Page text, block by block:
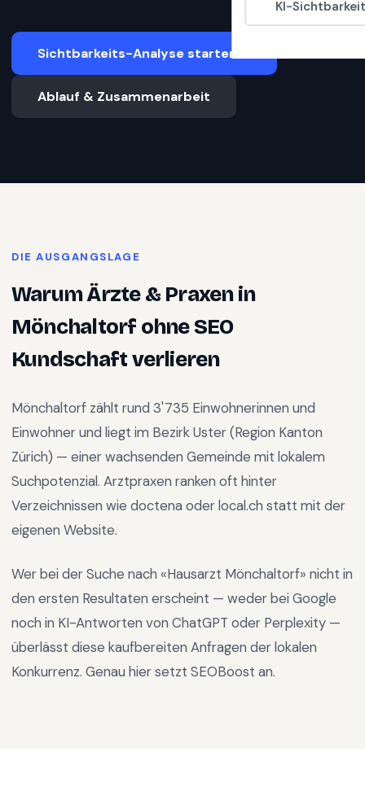
KI-
Sichtbarkeits-Analyse starten
Ablauf & Zusammenarbeit
DIE AUSGANGSLAGE
WarumÄrzte & Praxenin
Mönchaltorf ohne SEO
Kundschaft verlieren
Mönchaltorf zählt rund 3'735 Einwohnerinnen und
Einwohner und liegt im Bezirk Uster(Region Kanton
Zürich) — einer wachsenden Gemeinde mit lokalem
Suchpotenzial. Arztpraxen ranken oft hinter
Verzeichnissen wie doctena oder local.ch statt mit der
eigenen Website.
Wer bei der Suche nach «Hausarzt Mönchaltorf» nicht in
den ersten Resultaten erscheint — weder bei Google
noch in KI-Antworten von ChatGPT oder Perplexity —
überlässt diese kaufbereiten Anfragen der lokalen
Konkurrenz. Genau hier setzt SEOBoost an.